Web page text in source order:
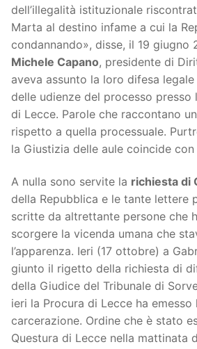
dell’illegalità istituzionale
Marta al destino infame a cui la
condannando», disse, il 19 giugno
Michele Capano, presidente di
aveva assunto la loro difesa
delle udienze del processo
di Lecce. Parole che raccontano
rispetto a quella processuale.
la Giustizia delle aule coincide con
A nulla sono servite la richiesta di
della Repubblica e le tante lettere
scritte da altrettante persone che
scorgere la vicenda umana che
l’apparenza. Ieri (17 ottobre) a
giunto il rigetto della richiesta di
della Giudice del Tribunale di
ieri la Procura di Lecce ha emesso
carcerazione. Ordine che è stato
Questura di Lecce nella mattinata